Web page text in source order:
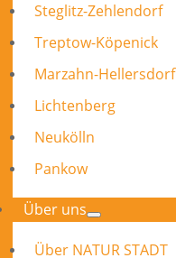
Steglitz-Zehlendorf
Treptow-Köpenick
Marzahn-Hellersdorf
Lichtenberg
Neukölln
Pankow
Über uns
Über NATUR STADT